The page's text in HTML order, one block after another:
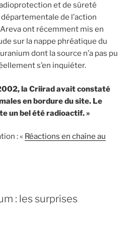
et de sûreté
de l’action
ont récemment mis en
sur la nappe phréatique du
dont la source n’a pas pu
s’en inquiéter.
la Criirad avait constaté
en bordure du site. Le
un bel été radioactif. »
: « Réactions en chaîne au
: les surprises